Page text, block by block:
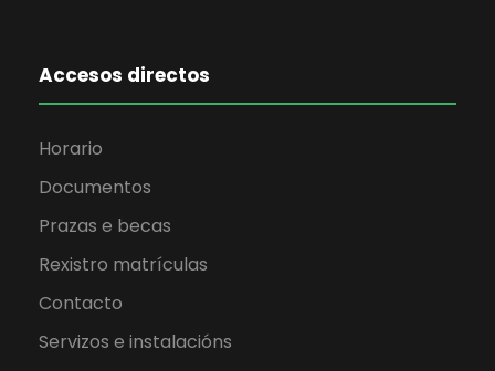
Accesos directos
Horario
Documentos
Prazas e becas
Rexistro matrículas
Contacto
Servizos e instalacións